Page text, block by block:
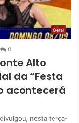
Geral
0
Alto
da “Festa
acontecerá
nesta terça-